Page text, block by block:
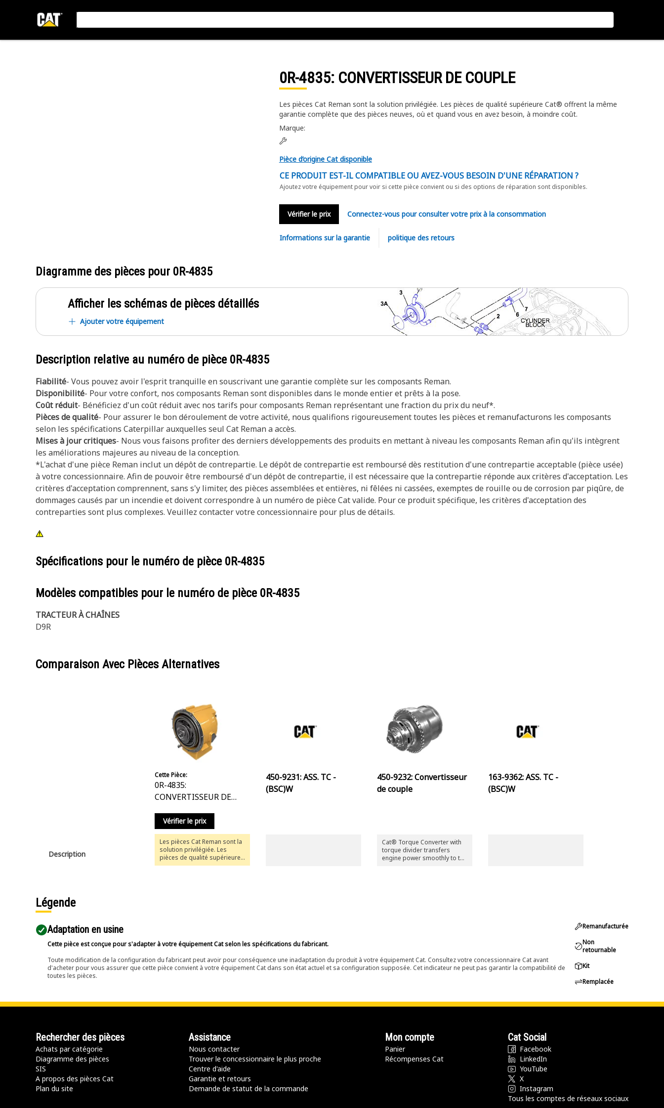
0R-4835: CONVERTISSEUR DE COUPLE
Les pièces Cat Reman sont la solution privilégiée. Les pièces de qualité supérieure Cat® offrent la même
garantie complète que des pièces neuves, où et quand vous en avez besoin, à moindre coût.
Marque:
Pièce d’origine Cat disponible
CE PRODUIT EST-IL COMPATIBLE OU AVEZ-VOUS BESOIN D'UNE RÉPARATION ?
Ajoutez votre équipement pour voir si cette pièce convient ou si des options de réparation sont disponibles.
Vérifier le prix Connectez-vous pour consulter votre prix à la consommation
Informations sur la garantie politique des retours
Diagramme des pièces pour 0R-4835
Afficher les schémas de pièces détaillés
Ajouter votre équipement
Description relative au numéro de pièce 0R-4835
Fiabilité- Vous pouvez avoir l'esprit tranquille en souscrivant une garantie complète sur les composants Reman.
Disponibilité- Pour votre confort, nos composants Reman sont disponibles dans le monde entier et prêts à la pose.
Coût réduit- Bénéficiez d'un coût réduit avec nos tarifs pour composants Reman représentant une fraction du prix du neuf*.
Pièces de qualité- Pour assurer le bon déroulement de votre activité, nous qualifions rigoureusement toutes les pièces et remanufacturons les composants
selon les spécifications Caterpillar auxquelles seul Cat Reman a accès.
Mises à jour critiques- Nous vous faisons profiter des derniers développements des produits en mettant à niveau les composants Reman afin qu'ils intègrent
les améliorations majeures au niveau de la conception.
*L'achat d'une pièce Reman inclut un dépôt de contrepartie. Le dépôt de contrepartie est remboursé dès restitution d'une contrepartie acceptable (pièce usée)
à votre concessionnaire. Afin de pouvoir être remboursé d'un dépôt de contrepartie, il est nécessaire que la contrepartie réponde aux critères d'acceptation. Les
critères d'acceptation comprennent, sans s'y limiter, des pièces assemblées et entières, ni fêlées ni cassées, exemptes de rouille ou de corrosion par piqûre, de
dommages causés par un incendie et doivent correspondre à un numéro de pièce Cat valide. Pour ce produit spécifique, les critères d'acceptation des
contreparties sont plus complexes. Veuillez contacter votre concessionnaire pour plus de détails.
Spécifications pour le numéro de pièce 0R-4835
Modèles compatibles pour le numéro de pièce 0R-4835
TRACTEUR À CHAÎNES
D9R
Comparaison Avec Pièces Alternatives
Description
Cette Pièce:
0R-4835:
CONVERTISSEUR DE
Vérifier le prix
Les pièces Cat Reman sont la
solution privilégiée. Les
pièces de qualité supérieure
Cat® offrent la même
450-9231: ASS. TC -
(BSC)W
450-9232: Convertisseur
de couple
Cat® Torque Converter with
torque divider transfers
engine power smoothly to the
163-9362: ASS. TC -
(BSC)W
Légende
Adaptation en usine
Cette pièce est conçue pour s'adapter à votre équipement Cat selon les spécifications du fabricant.
Toute modification de la configuration du fabricant peut avoir pour conséquence une inadaptation du produit à votre équipement Cat. Consultez votre concessionnaire Cat avant
d'acheter pour vous assurer que cette pièce convient à votre équipement Cat dans son état actuel et sa configuration supposée. Cet indicateur ne peut pas garantir la compatibilité de
toutes les pièces.
Remanufacturée
Non
retournable
Kit
Remplacée
Rechercher des pièces
Achats par catégorie
Diagramme des pièces
SIS
A propos des pièces Cat
Plan du site
Assistance
Nous contacter
Trouver le concessionnaire le plus proche
Centre d'aide
Garantie et retours
Demande de statut de la commande
Mon compte
Panier
Récompenses Cat
Cat Social
Facebook
LinkedIn
YouTube
X
Instagram
Tous les comptes de réseaux sociaux